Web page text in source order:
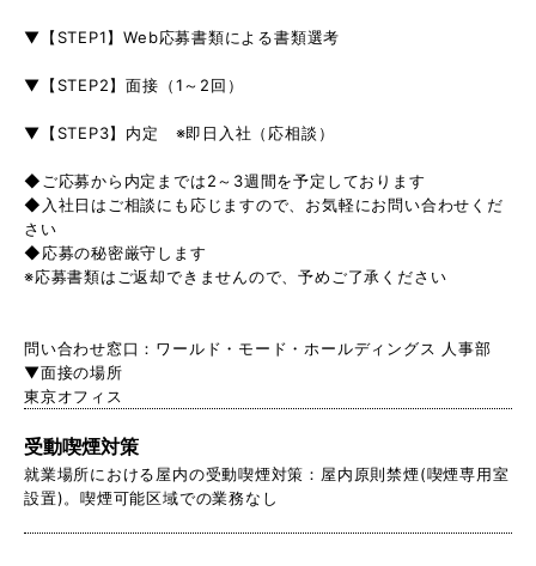
▼【STEP1】Web応募書類による書類選考
▼【STEP2】面接（1～2回）
▼【STEP3】内定 ※即日入社（応相談）
◆ご応募から内定までは2～3週間を予定しております
◆入社日はご相談にも応じますので、お気軽にお問い合わせくだ
さい
◆応募の秘密厳守します
※応募書類はご返却できませんので、予めご了承ください
問い合わせ窓口：ワールド・モード・ホールディングス 人事部
▼面接の場所
東京オフィス
受動喫煙対策
就業場所における屋内の受動喫煙対策：屋内原則禁煙(喫煙専用室
設置)。喫煙可能区域での業務なし